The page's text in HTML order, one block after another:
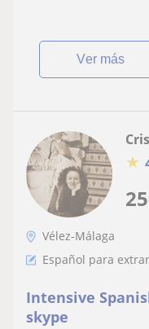
ver más
25
★
Vélez-Málaga
Español para
Intensive
skype